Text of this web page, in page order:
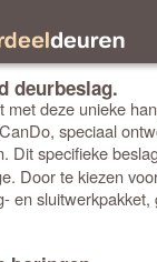
deurbeslag.
met deze unieke
speciaal
Dit specifieke
Door te kiezen
en